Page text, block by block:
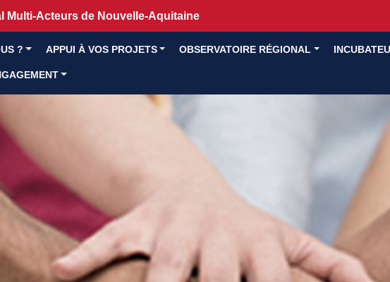
Multi-Acteurs de Nouvelle-Aquitaine
? APPUI À VOS PROJETS OBSERVATOIRE RÉGIONAL